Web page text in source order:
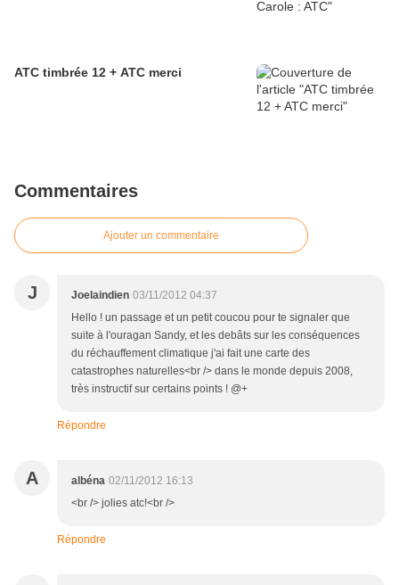
ATC timbrée 12 + ATC merci
Commentaires
Ajouter un commentaire
J Joelaindien 03/11/2012 04:37
Hello ! un passage et un petit coucou pour te signaler que
suite à l'ouragan Sandy, et les debâts sur les conséquences
du réchauffement climatique j'ai fait une carte des
catastrophes naturelles<br /> dans le monde depuis 2008,
très instructif sur certains points ! @+
Répondre
A albéna 02/11/2012 16:13
<br /> jolies atc!<br />
Répondre